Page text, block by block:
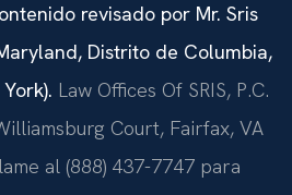
revisado por Mr. Sris
Distrito de Columbia,
Law Offices Of SRIS, P.C.
Court, Fairfax, VA
al (888) 437-7747 para